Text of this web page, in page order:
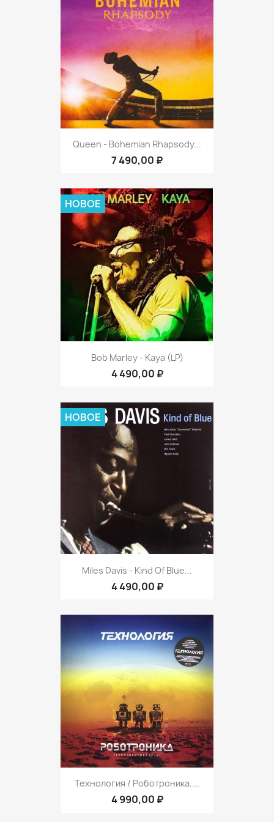
Queen - Bohemian Rhapsody...
7 490,00 ₽
Bob Marley - Kaya (LP)
4 490,00 ₽
НОВОЕ
Miles Davis - Kind Of Blue...
4 490,00 ₽
НОВОЕ
Технология / Роботроника....
4 990,00 ₽